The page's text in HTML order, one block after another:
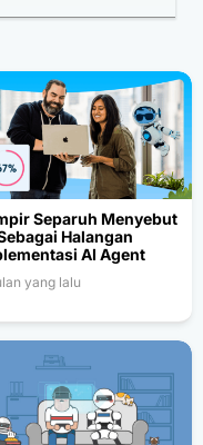
Separuh Menyebut
Halangan
AI Agent
yang lalu